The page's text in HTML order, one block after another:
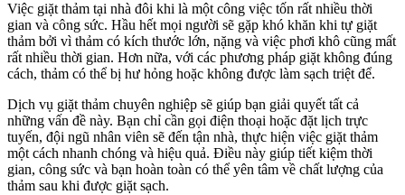
Việc giặt thảm tại nhà đôi khi là một công việc tốn rất nhiều thời
gian và công sức. Hầu hết mọi người sẽ gặp khó khăn khi tự giặt
thảm bởi vì thảm có kích thước lớn, nặng và việc phơi khô cũng mất
rất nhiều thời gian. Hơn nữa, với các phương pháp giặt không đúng
cách, thảm có thể bị hư hỏng hoặc không được làm sạch triệt để.
Dịch vụ giặt thảm chuyên nghiệp sẽ giúp bạn giải quyết tất cả
những vấn đề này. Bạn chỉ cần gọi điện thoại hoặc đặt lịch trực
tuyến, đội ngũ nhân viên sẽ đến tận nhà, thực hiện việc giặt thảm
một cách nhanh chóng và hiệu quả. Điều này giúp tiết kiệm thời
gian, công sức và bạn hoàn toàn có thể yên tâm về chất lượng của
thảm sau khi được giặt sạch.